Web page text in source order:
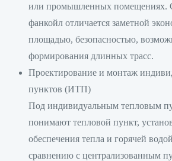
или промышленных помещениях.
фанкойл отличается заметной
площадью, безопасностью,
формирования длинных трасс.
Проектирование и монтаж
пунктов (ИТП)
Под индивидуальным тепловым
понимают тепловой пункт,
обеспечения тепла и горячей
сравнению с централизованным